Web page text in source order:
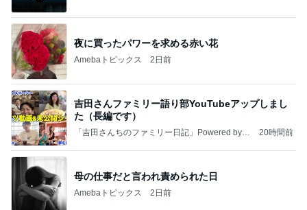
夜に買ったパワーを求める赤い花
Amebaトピックス 2日前
吉田さんファミリー語り部YouTubeアップしまし
た（長編です）
「吉田さんちのファミリー日記」Powered by A
20時間前
母の仕事だと言われ責められた日
Amebaトピックス 2日前